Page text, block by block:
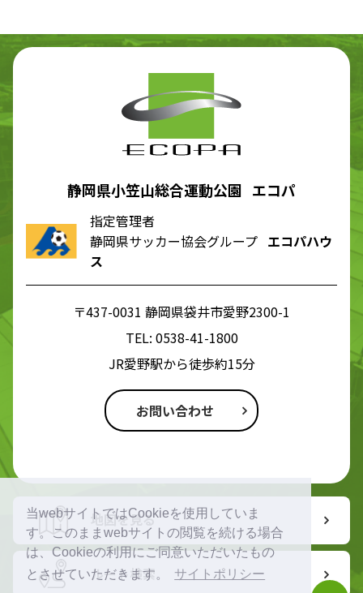
当webサイトではCookieを使用していま
す。このままwebサイトの閲覧を続ける場合
は、Cookieの利用にご同意いただいたもの
とさせていただきます。
サイトポリシー
静岡県小笠山総合運動公園 エコパ
指定管理者
静岡県サッカー協会グループ エコパハウ
ス
〒437-0031 静岡県袋井市愛野2300-1
TEL: 0538-41-1800
JR愛野駅から徒歩約15分
お問い合わせ
地図を見る
ルート検索